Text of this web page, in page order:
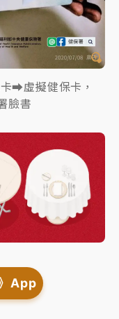
⮕虛擬健保卡，
臉書
App